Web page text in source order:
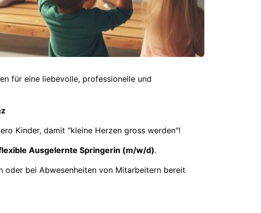
für eine liebevolle, professionelle und
Kinder, damit "kleine Herzen gross werden"!
Ausgelernte Springerin (m/w/d).
oder bei Abwesenheiten von Mitarbeitern bereit